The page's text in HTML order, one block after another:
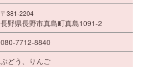
〒381-2204
長野県長野市真島町真島1091-2
080-7712-8840
ぶどう、りんご